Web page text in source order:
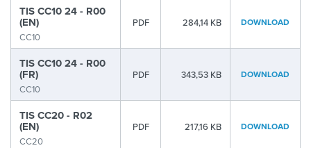
TIS CC10 24 - R00
(EN)
CC10
PDF 284,14 KB DOWNLOAD
TIS CC10 24 - R00
(FR)
CC10
PDF 343,53 KB DOWNLOAD
TIS CC20 - R02
(EN)
CC20
PDF 217,16 KB DOWNLOAD